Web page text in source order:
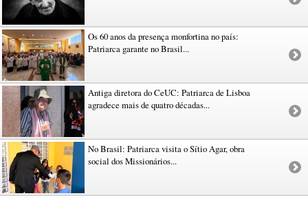
Os 60 anos da presença monfortina no país:
Patriarca garante no Brasil...
Antiga diretora do CeUC: Patriarca de Lisboa
agradece mais de quatro décadas...
No Brasil: Patriarca visita o Sítio Agar, obra
social dos Missionários...